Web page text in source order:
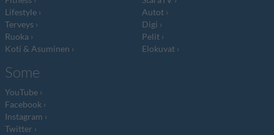
Lifestyle
Terveys
Ruoka
Koti & Asuminen
Autot
Digi
Pelit
Elokuvat
Some
YouTube
Facebook
Instagram
Twitter